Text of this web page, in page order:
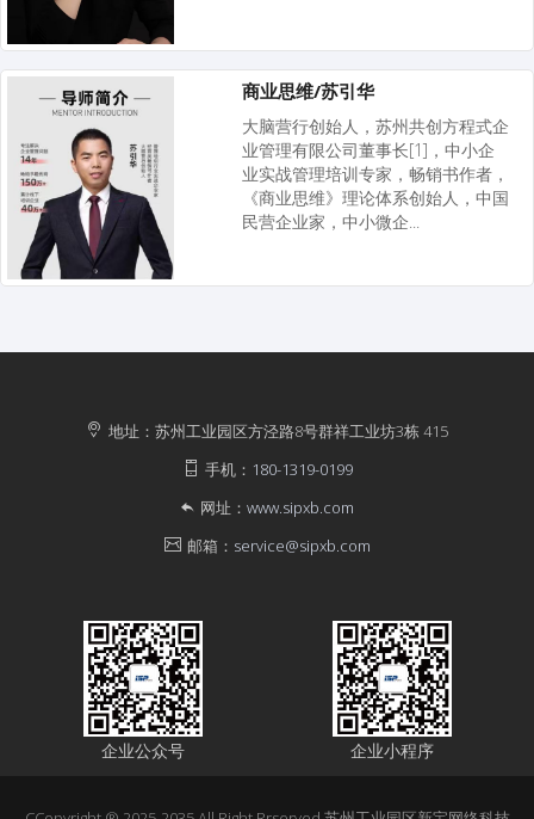
商业思维/苏引华
大脑营行创始人，苏州共创方程式企
业管理有限公司董事长[1]，中小企
业实战管理培训专家，畅销书作者，
《商业思维》理论体系创始人，中国
民营企业家，中小微企...
地址：苏州工业园区方泾路8号群祥工业坊3栋 415
手机： 180-1319-0199
网址： www.sipxb.com
邮箱： service@sipxb.com
企业公众号 企业小程序